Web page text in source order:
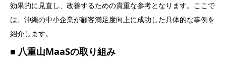
効果的に見直し、改善するための貴重な参考となります。ここで
は、沖縄の中小企業が顧客満足度向上に成功した具体的な事例を
紹介します。
八重山MaaSの取り組み